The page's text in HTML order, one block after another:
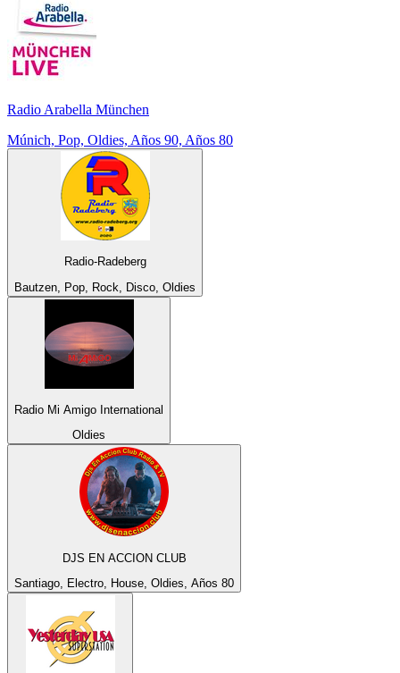
Radio Arabella München
Múnich, Pop, Oldies, Años 90, Años 80
Radio-Radeberg
Bautzen, Pop, Rock, Disco, Oldies
Radio Mi Amigo International
Oldies
DJS EN ACCION CLUB
Santiago, Electro, House, Oldies, Años 80